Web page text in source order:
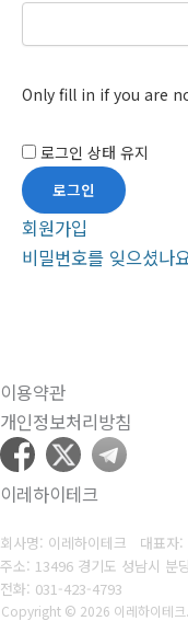
Only fill in if you are
로그인 상태 유지
회원가입
비밀번호를 잊으셨나
이용약관
개인정보처리방침
이레하이테크
회사명: 이레하이테크 대표자
주소: 13496 경기도 성남시 분
전화: 031-423-4793
Copyright © 2026 이레하이테